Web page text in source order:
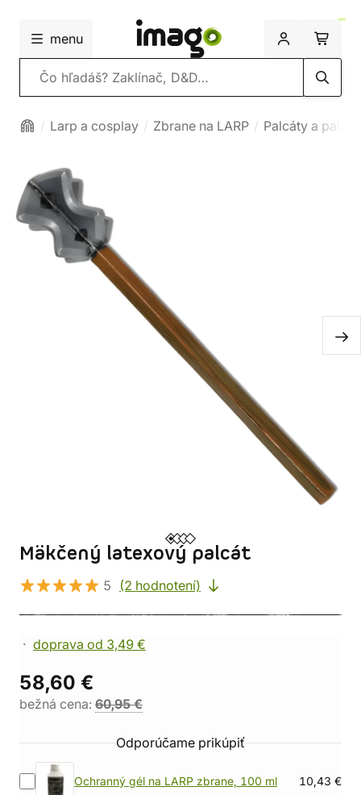
menu
Vyhľadávanie
Larp a cosplay Zbrane na LARP Palcáty a palice
Mäkčený latexový palcát
5 (2 hodnotení)
doprava od 3,49 €
58,60 €
bežná cena: 60,95 €
Odporúčame prikúpiť
Ochranný gél na LARP zbrane, 100 ml 10,43 €